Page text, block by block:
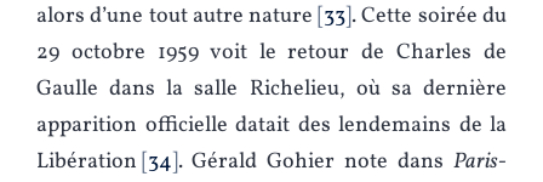
alors d’une tout autre nature 33 . Cette soirée du
29 octobre 1959 voit le retour de Charles de
Gaulle dans la salle Richelieu, où sa dernière
apparition officielle datait des lendemains de la
Libération 34 . Gérald Gohier note dans Paris-